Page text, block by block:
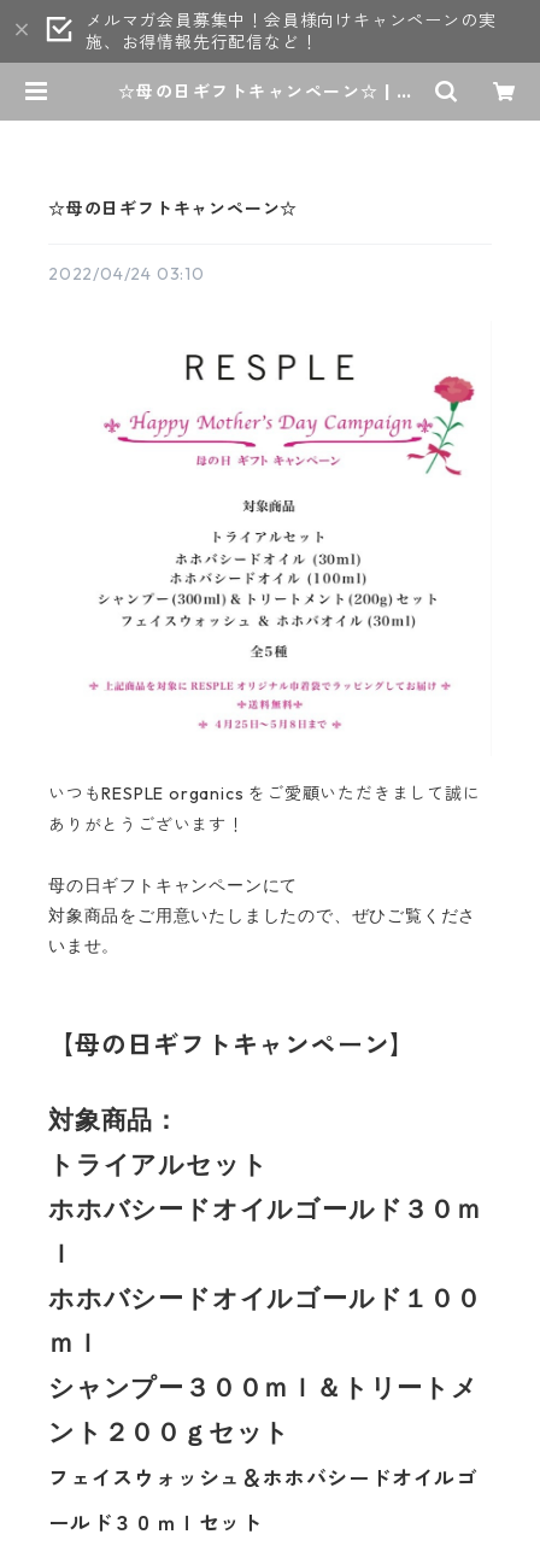
メルマガ会員募集中！会員様向けキャンペーンの実
施、お得情報先行配信など！
☆母の日ギフトキャンペーン☆ | RE
☆母の日ギフトキャンペーン☆
2022/04/24 03:10
いつもRESPLE organics をご愛顧いただきまして誠に
ありがとうございます！
母の日ギフトキャンペーンにて
対象商品をご用意いたしましたので、ぜひご覧くださ
いませ。
【母の日ギフトキャンペーン】
対象商品：
トライアルセット
ホホバシードオイルゴールド３０ｍ
ホホバシードオイルゴールド１００
ｍｌ
シャンプー３００ｍｌ＆トリートメ
ント２００ｇセット
フェイスウォッシュ＆ホホバシードオイルゴ
ールド３０ｍｌセット